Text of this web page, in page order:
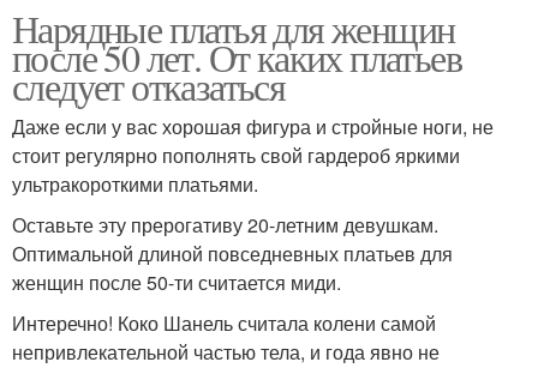
Нарядные платья для женщин
после 50 лет. От каких платьев
следует отказаться
Даже если у вас хорошая фигура и стройные ноги, не
стоит регулярно пополнять свой гардероб яркими
ультракороткими платьями.
Оставьте эту прерогативу 20-летним девушкам.
Оптимальной длиной повседневных платьев для
женщин после 50-ти считается миди.
Интеречно! Коко Шанель считала колени самой
непривлекательной частью тела, и года явно не